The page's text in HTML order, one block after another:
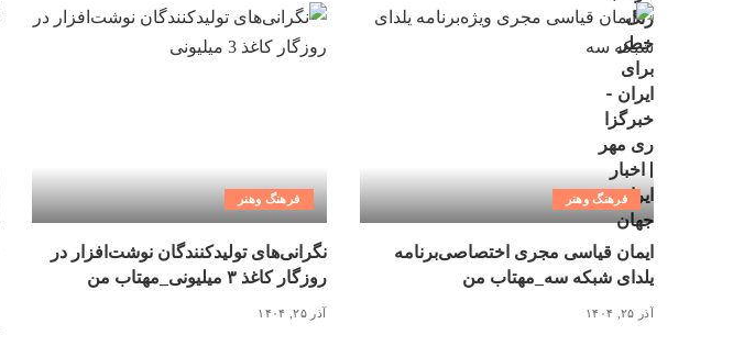
فرهنگ وهنر
ایمان قیاسی مجری اختصاصی‌برنامه
یلدای شبکه سه_مهتاب من
آذر ۲۵, ۱۴۰۴
فرهنگ وهنر
نگرانی‌های تولیدکنندگان نوشت‌افزار در
روزگار کاغذ ۳ میلیونی_مهتاب من
آذر ۲۵, ۱۴۰۴